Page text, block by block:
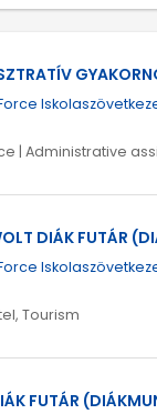
| Administrative
DIÁK FUTÁR
Tourism
FUTÁR